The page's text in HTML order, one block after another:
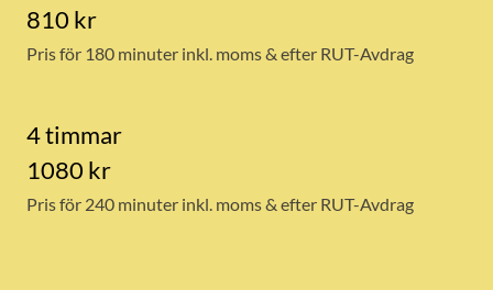
810 kr
Pris för 180 minuter inkl. moms & efter RUT-Avdrag
4 timmar
1080 kr
Pris för 240 minuter inkl. moms & efter RUT-Avdrag